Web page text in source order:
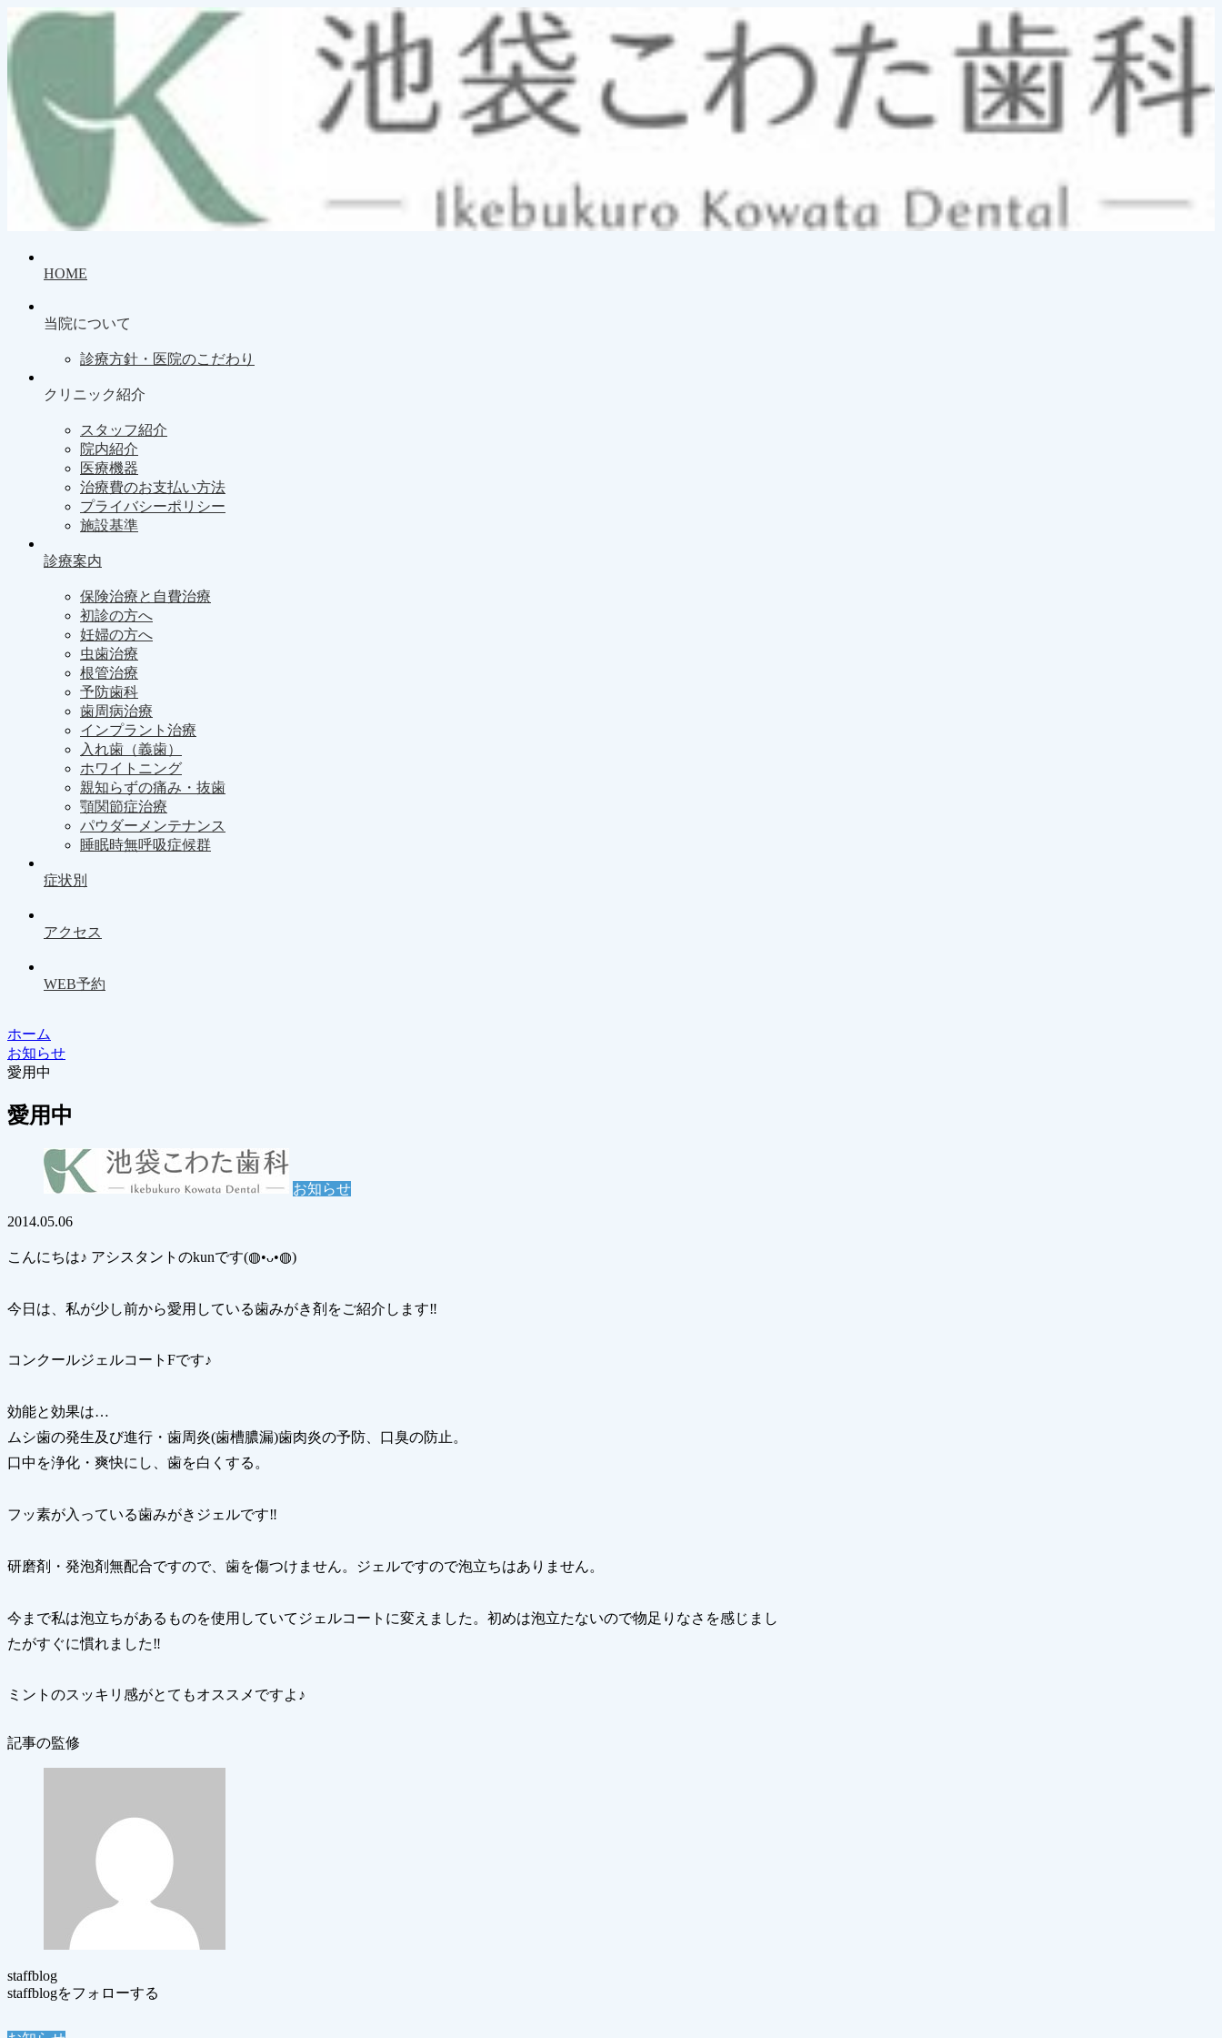
HOME
当院について
診療方針・医院のこだわり
クリニック紹介
スタッフ紹介
院内紹介
医療機器
治療費のお支払い方法
プライバシーポリシー
施設基準
診療案内
保険治療と自費治療
初診の方へ
妊婦の方へ
虫歯治療
根管治療
予防歯科
歯周病治療
インプラント治療
入れ歯（義歯）
ホワイトニング
親知らずの痛み・抜歯
顎関節症治療
パウダーメンテナンス
睡眠時無呼吸症候群
症状別
アクセス
WEB予約
ホーム
お知らせ
愛用中
愛用中
お知らせ
2014.05.06
こんにちは♪ アシスタントのkunです(◍•ᴗ•◍)
今日は、私が少し前から愛用している歯みがき剤をご紹介します‼︎
コンクールジェルコートFです♪
効能と効果は…
ムシ歯の発生及び進行・歯周炎(歯槽膿漏)歯肉炎の予防、口臭の防止。
口中を浄化・爽快にし、歯を白くする。
フッ素が入っている歯みがきジェルです‼︎
研磨剤・発泡剤無配合ですので、歯を傷つけません。ジェルですので泡立ちはありません。
今まで私は泡立ちがあるものを使用していてジェルコートに変えました。初めは泡立たないので物足りなさを感じまし
たがすぐに慣れました‼︎
ミントのスッキリ感がとてもオススメですよ♪
記事の監修
staffblog
staffblogをフォローする